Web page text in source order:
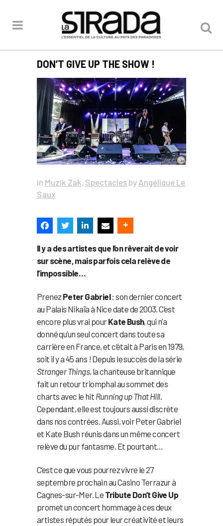
DON’T GIVE UP THE SHOW !
in Muzik Zak, Spectacles by Angélique Le
Saux
Il y a des artistes que l’on rêverait de voir
sur scène, mais parfois cela relève de
l’impossible…
Prenez Peter Gabriel: son dernier concert
au Palais Nikaïa à Nice date de 2003. C’est
encore plus vrai pourKate Bush, qui n’a
donné qu’un seul concert dans toute sa
carrière en France, et c’était à Paris en 1979,
soit il y a 45 ans ! Depuis le succès de la série
Stranger Things, la chanteuse britannique
fait un retour triomphal au sommet des
charts avec le hit Running up That Hill.
Cependant, elle est toujours aussi discrète
dans nos contrées. Aussi, voir Peter Gabriel
et Kate Bush réunis dans un même concert
relève du pur fantasme. Et pourtant…
C’est ce que vous pourrez vivre le 27
septembre prochain au Casino Terrazur à
Cagnes-sur-Mer. Le Tribute Don’t Give Up
promet un concert hommage à ces deux
artistes réputés pour leur créativité et leurs